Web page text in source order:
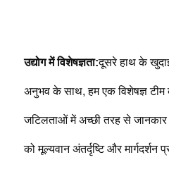
उद्योग में विशेषज्ञता:दूसरे हाथ के
अनुभव के साथ, हम एक विशेषज्ञ टीम
जटिलताओं में अच्छी तरह से जानकार
को मूल्यवान अंतर्दृष्टि और